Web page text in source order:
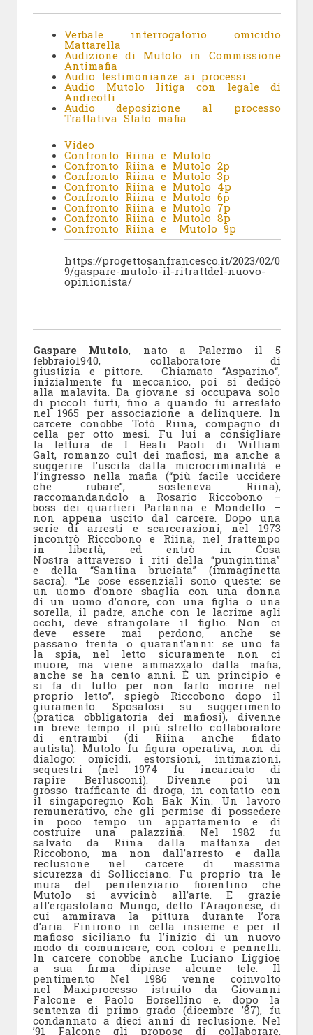
Verbale interrogatorio omicidio
Mattarella
Audizione di Mutolo in Commissione
Antimafia
Audio testimonianze ai processi
Audio Mutolo litiga con legale di
Andreotti
Audio deposizione al processo
Trattativa Stato mafia
Video
Confronto Riina e Mutolo
Confronto Riina e Mutolo 2p
Confronto Riina e Mutolo 3p
Confronto Riina e Mutolo 4p
Confronto Riina e Mutolo 6p
Confronto Riina e Mutolo 7p
Confronto Riina e Mutolo 8p
Confronto Riina e Mutolo 9p
https://progettosanfrancesco.it/2023/02/0
9/gaspare-mutolo-il-ritrattdel-nuovo-
opinionista/
Gaspare Mutolo, nato a Palermo il 5
febbraio1940, collaboratore di
giustizia e pittore. Chiamato “Asparino“,
inizialmente fu meccanico, poi si dedicò
alla malavita. Da giovane si occupava solo
di piccoli furti, fino a quando fu arrestato
nel 1965 per associazione a delinquere. In
carcere conobbe Totò Riina, compagno di
cella per otto mesi. Fu lui a consigliare
la lettura de I Beati Paoli di William
Galt, romanzo cult dei mafiosi, ma anche a
suggerire l’uscita dalla microcriminalità e
l’ingresso nella mafia (“più facile uccidere
che rubare”, sosteneva Riina),
raccomandandolo a Rosario Riccobono –
boss dei quartieri Partanna e Mondello –
non appena uscito dal carcere. Dopo una
serie di arresti e scarcerazioni, nel 1973
incontrò Riccobono e Riina, nel frattempo
in libertà, ed entrò in Cosa
Nostra attraverso i riti della “pungintina”
e della “Santina bruciata” (immaginetta
sacra). “Le cose essenziali sono queste: se
un uomo d’onore sbaglia con una donna
di un uomo d’onore, con una figlia o una
sorella, il padre, anche con le lacrime agli
occhi, deve strangolare il figlio. Non ci
deve essere mai perdono, anche se
passano trenta o quarant’anni: se uno fa
la spia, nel letto sicuramente non ci
muore, ma viene ammazzato dalla mafia,
anche se ha cento anni. È un principio e
si fa di tutto per non farlo morire nel
proprio letto”, spiegò Riccobono dopo il
giuramento. Sposatosi su suggerimento
(pratica obbligatoria dei mafiosi), divenne
in breve tempo il più stretto collaboratore
di entrambi (di Riina anche fidato
autista). Mutolo fu figura operativa, non di
dialogo: omicidi, estorsioni, intimazioni,
sequestri (nel 1974 fu incaricato di
rapire Berlusconi). Divenne poi un
grosso trafficante di droga, in contatto con
il singaporegno Koh Bak Kin. Un lavoro
remunerativo, che gli permise di possedere
in poco tempo un appartamento e di
costruire una palazzina. Nel 1982 fu
salvato da Riina dalla mattanza dei
Riccobono, ma non dall’arresto e dalla
reclusione nel carcere di massima
sicurezza di Sollicciano. Fu proprio tra le
mura del penitenziario fiorentino che
Mutolo si avvicinò all’arte. E grazie
all’ergastolano Mungo, detto l’Aragonese, di
cui ammirava la pittura durante l’ora
d’aria. Finirono in cella insieme e per il
mafioso siciliano fu l’inizio di un nuovo
modo di comunicare, con colori e pennelli.
In carcere conobbe anche Luciano Liggioe
a sua firma dipinse alcune tele. Il
pentimento Nel 1986 venne coinvolto
nel Maxiprocesso istruito da Giovanni
Falcone e Paolo Borsellino e, dopo la
sentenza di primo grado (dicembre ’87), fu
condannato a dieci anni di reclusione. Nel
’91 Falcone gli propose di collaborare.